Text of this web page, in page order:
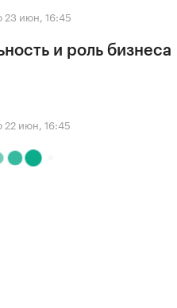
23 июн, 16:45
и роль бизнеса
22 июн, 16:45